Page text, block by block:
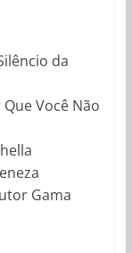
da
Você Não
Gama